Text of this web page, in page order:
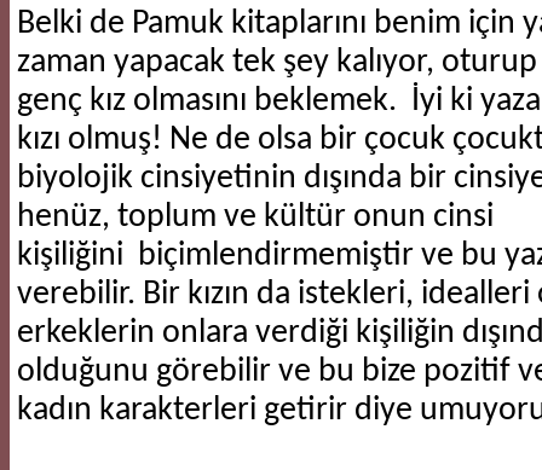
Belki de Pamuk kitaplarını benim için
zaman yapacak tek şey kalıyor, oturup
genç kız olmasını beklemek. İyi ki
kızı olmuş! Ne de olsa bir çocuk
biyolojik cinsiyetinin dışında bir
henüz, toplum ve kültür onun cinsi
kişiliğini biçimlendirmemiştir ve bu
verebilir. Bir kızın da istekleri, idealleri
erkeklerin onlara verdiği kişiliğin
olduğunu görebilir ve bu bize pozitif
kadın karakterleri getirir diye